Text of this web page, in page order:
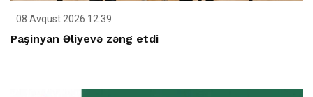
08 Avqust 2026 12:39
Paşinyan Əliyevə zəng etdi